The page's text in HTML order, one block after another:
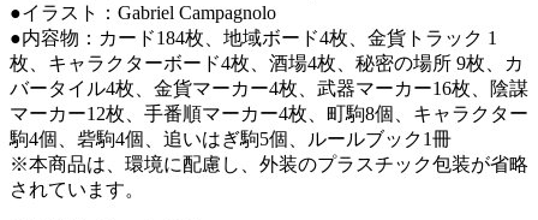
●イラスト：Gabriel Campagnolo
●内容物：カード184枚、地域ボード4枚、金貨トラック 1
枚、キャラクターボード4枚、酒場4枚、秘密の場所 9枚、カ
バータイル4枚、金貨マーカー4枚、武器マーカー16枚、陰謀
マーカー12枚、手番順マーカー4枚、町駒8個、キャラクター
駒4個、砦駒4個、追いはぎ駒5個、ルールブック1冊
※本商品は、環境に配慮し、外装のプラスチック包装が省略
されています。